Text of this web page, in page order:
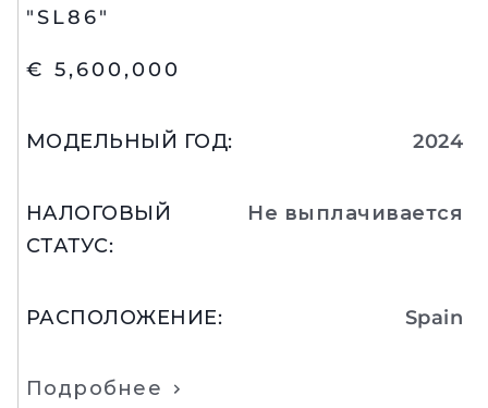
"SL86"
€ 5,600,000
МОДЕЛЬНЫЙ ГОД: 2024
НАЛОГОВЫЙ
СТАТУС:
Не выплачивается
РАСПОЛОЖЕНИЕ: Spain
Подробнее